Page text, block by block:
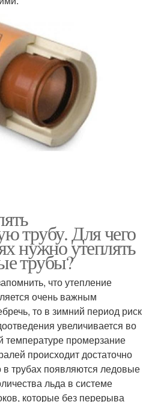
трубу. Для чего
нужно утеплять
трубы?
что утепление
очень важным
то в зимний период риск
увеличивается во
температуре промерзание
происходит достаточно
в трубах появляются ледовые
льда в системе
которые без перерыва